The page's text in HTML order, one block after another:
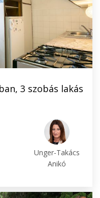
3 szobás lakás
Unger-Takács
Anikó